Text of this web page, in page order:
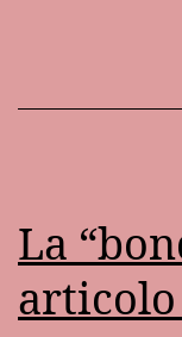
La
articolo